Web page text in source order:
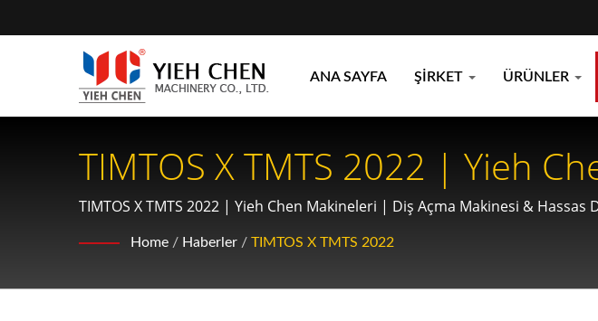
ANA SAYFA ŞIRKET ÜRÜNLER
TIMTOS X TMTS 2022 | Yieh
Makineleri: Otomotiv Ve
Ekipman
TIMTOS X TMTS 2022 | Yieh Chen Makineleri | Diş Açma Makinesi & Hassas
Home / Haberler / TIMTOS X TMTS 2022